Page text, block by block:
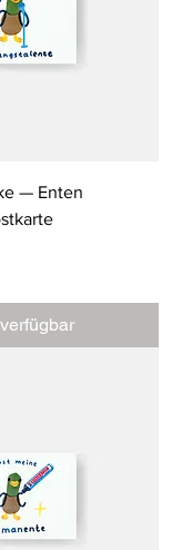
— Enten